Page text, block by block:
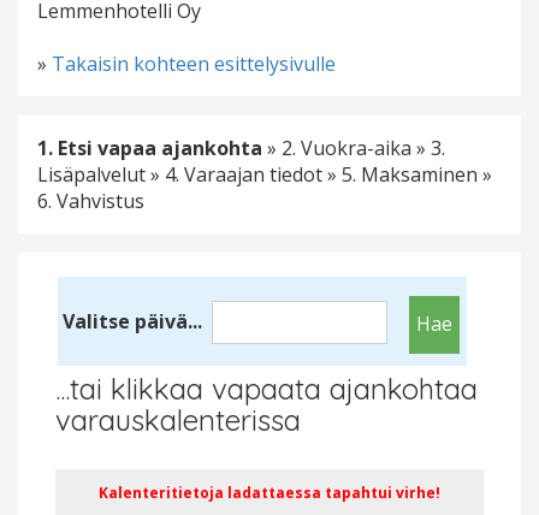
Lemmenhotelli Oy
» Takaisin kohteen esittelysivulle
1. Etsi vapaa ajankohta » 2. Vuokra-aika » 3.
Lisäpalvelut » 4. Varaajan tiedot » 5. Maksaminen »
6. Vahvistus
Valitse päivä...
...tai klikkaa vapaata ajankohtaa
varauskalenterissa
Kalenteritietoja ladattaessa tapahtui virhe!